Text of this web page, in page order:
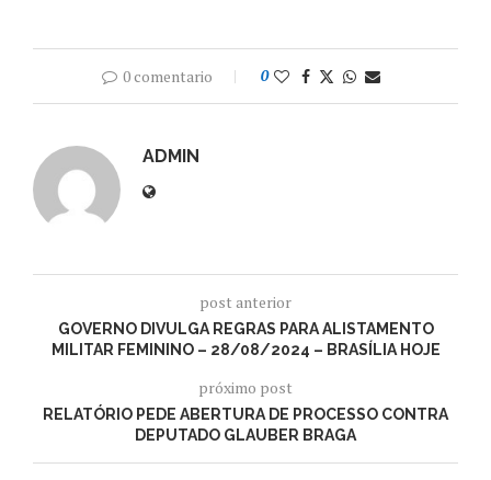
0 comentario 0
ADMIN
post anterior
GOVERNO DIVULGA REGRAS PARA ALISTAMENTO
MILITAR FEMININO – 28/08/2024 – BRASÍLIA HOJE
próximo post
RELATÓRIO PEDE ABERTURA DE PROCESSO CONTRA
DEPUTADO GLAUBER BRAGA